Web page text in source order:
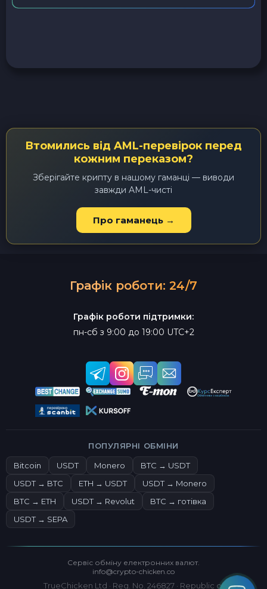
Втомились від AML-перевірок перед
кожним переказом?
Зберігайте крипту в нашому гаманці — виводи
завжди AML-чисті
Про гаманець →
Графік роботи: 24/7
Графік роботи підтримки:
пн-сб з 9:00 до 19:00 UTC+2
ПОПУЛЯРНІ ОБМІНИ
Bitcoin USDT Monero
BTC → USDT
USDT → BTC
ETH → USDT
USDT → Monero
BTC → ETH
USDT → Revolut
BTC → готівка
USDT → SEPA
Сервіс обміну електронних валют.
info@crypto-chicken.co
TrueChicken Ltd · Reg. No. 246827 · Republic of